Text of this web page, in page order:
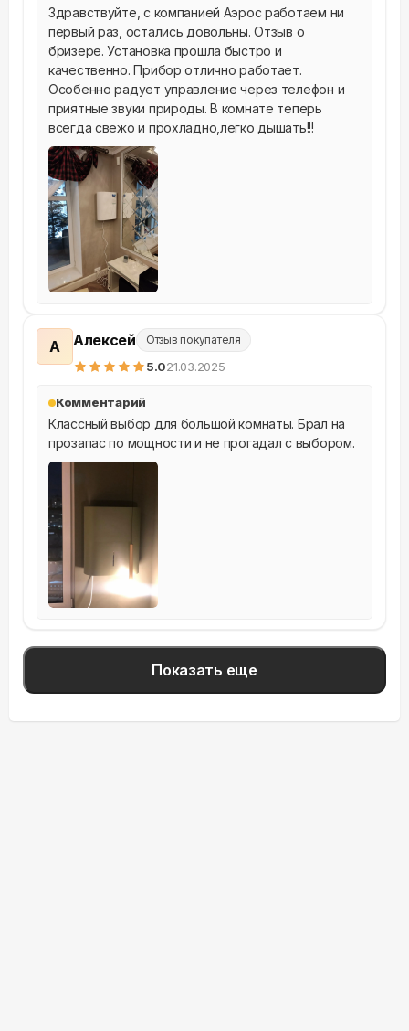
Здравствуйте, с компанией Аэрос работаем ни
первый раз, остались довольны. Отзыв о
бризере. Установка прошла быстро и
качественно. Прибор отлично работает.
Особенно радует управление через телефон и
приятные звуки природы. В комнате теперь
всегда свежо и прохладно,легко дышать!!!
А Алексей Отзыв покупателя
5.021.03.2025
Комментарий
Классный выбор для большой комнаты. Брал на
прозапас по мощности и не прогадал с выбором.
Показать еще